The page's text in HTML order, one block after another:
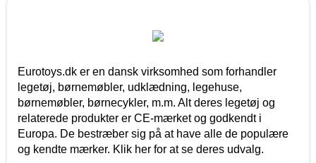
Eurotoys.dk er en dansk virksomhed som forhandler
legetøj, børnemøbler, udklædning, legehuse,
børnemøbler, børnecykler, m.m. Alt deres legetøj og
relaterede produkter er CE-mærket og godkendt i
Europa. De bestræber sig på at have alle de populære
og kendte mærker. Klik her for at se deres udvalg.